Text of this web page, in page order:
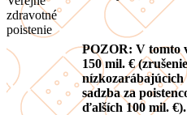
zdravotné
poistenie
POZOR: V tomto
150 mil. €
nízkozarábajúcich
sadzba za
ďalších 100 mil. €).